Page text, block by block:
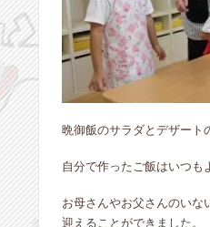
晩御飯のサラダとデザート
自分で作ったご飯はいつ
お母さんやお父さんのい
迎えることができました。